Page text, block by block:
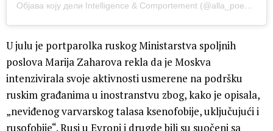
Објава коју дели Intelligence & Comportement (@alla_poedie_france)
U julu je portparolka ruskog Ministarstva spoljnih
poslova Marija Zaharova rekla da je Moskva
intenzivirala svoje aktivnosti usmerene na podršku
ruskim građanima u inostranstvu zbog, kako je opisala,
„neviđenog varvarskog talasa ksenofobije, uključujući i
rusofobije“. Rusi u Evropi i drugde bili su suočeni sa